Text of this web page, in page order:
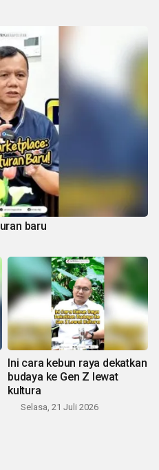
baru
Ini cara kebun raya dekatkan
budaya ke Gen Z lewat
kultura
Selasa, 21 Juli 2026